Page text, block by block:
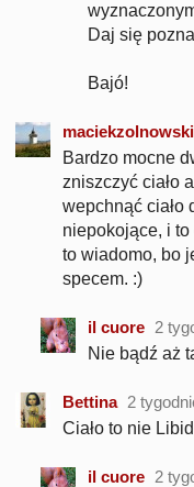
Daj się
Bajó!
maciekzolnowski
Bardzo mocne
zniszczyć ciało
wepchnąć ciało
niepokojące, i to
to wiadomo, bo
specem. :)
il cuore 2
Nie bądź aż
Bettina 2
Ciało to nie
il cuore 2